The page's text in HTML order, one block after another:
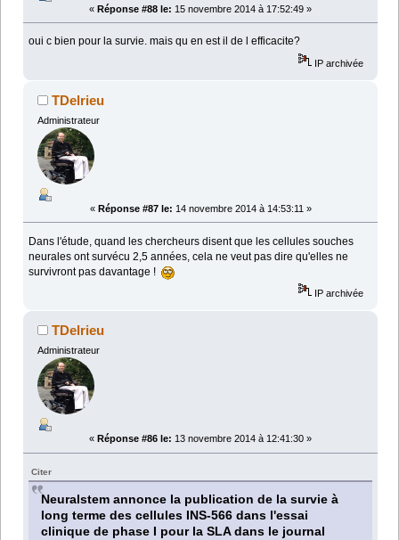
« Réponse #88 le: 15 novembre 2014 à 17:52:49 »
oui c bien pour la survie. mais qu en est il de l efficacite?
IP archivée
TDelrieu
Administrateur
« Réponse #87 le: 14 novembre 2014 à 14:53:11 »
Dans l'étude, quand les chercheurs disent que les cellules souches
neurales ont survécu 2,5 années, cela ne veut pas dire qu'elles ne
survivront pas davantage !
IP archivée
TDelrieu
Administrateur
« Réponse #86 le: 13 novembre 2014 à 12:41:30 »
Citer
Neuralstem annonce la publication de la survie à
long terme des cellules INS-566 dans l'essai
clinique de phase I pour la SLA dans le journal